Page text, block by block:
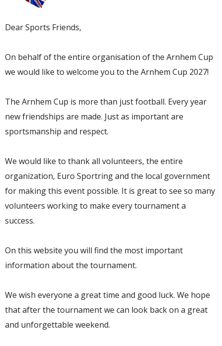
Dear Sports Friends,
On behalf of the entire organisation of the Arnhem Cup
we would like to welcome you to the Arnhem Cup 2027!
The Arnhem Cup is more than just football. Every year
new friendships are made. Just as important are
sportsmanship and respect.
We would like to thank all volunteers, the entire
organization, Euro Sportring and the local government
for making this event possible. It is great to see so many
volunteers working to make every tournament a
success.
On this website you will find the most important
information about the tournament.
We wish everyone a great time and good luck. We hope
that after the tournament we can look back on a great
and unforgettable weekend.